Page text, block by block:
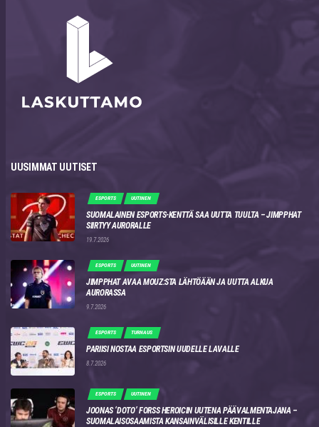
UUSIMMAT UUTISET
ESPORTS UUTINEN
SUOMALAINEN ESPORTS-KENTTÄ SAA UUTTA TUULTA – JIMPPHAT
SIIRTYY AURORALLE
19.7.2026
ESPORTS UUTINEN
JIMPPHAT AVAA MOUZ:STA LÄHTÖÄÄN JA UUTTA ALKUA
AURORASSA
9.7.2026
ESPORTS TURNAUS
PARIISI NOSTAA ESPORTSIN UUDELLE LAVALLE
8.7.2026
ESPORTS UUTINEN
JOONAS ‘DOTO’ FORSS HEROICIN UUTENA PÄÄVALMENTAJANA –
SUOMALAISOSAAMISTA KANSAINVÄLISILLE KENTILLE